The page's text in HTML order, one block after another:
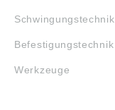
Schwingungstechnik
Befestigungstechnik
Werkzeuge